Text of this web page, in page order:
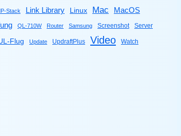
Stack Link Library Linux Mac MacOS
QL-710W Router Samsung Screenshot Server
Flug Update UpdraftPlus Video Watch